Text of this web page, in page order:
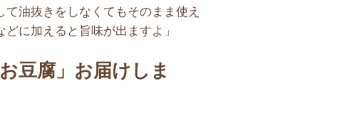
て油抜きをしなくてもそのまま使え
に加えると旨味が出ますよ」
豆腐」お届けしま